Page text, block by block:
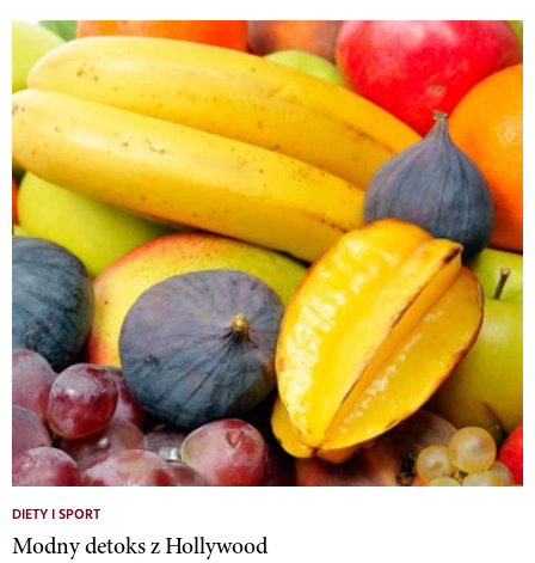
DIETY I SPORT
Modny detoks z Hollywood